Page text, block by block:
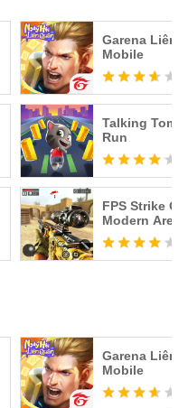
Garena Liên
Mobile
Talking Tom
Run
FPS Strike
Modern Arena
Garena Liên
Mobile